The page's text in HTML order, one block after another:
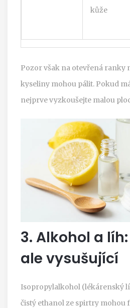
kůže
Pozor však na otevřená ranky
kyseliny mohou pálit. Pokud
nejprve vyzkoušejte malou
3. Alkohol a
ale vysušující
Isopropylalkohol (lékárenský
čistý ethanol ze spirtry mohou